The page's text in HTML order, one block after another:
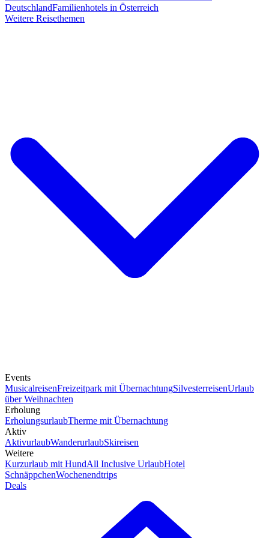
DeutschlandFamilienhotels in Österreich
Weitere Reisethemen
Events
MusicalreisenFreizeitpark mit ÜbernachtungSilvesterreisenUrlaub
über Weihnachten
Erholung
ErholungsurlaubTherme mit Übernachtung
Aktiv
AktivurlaubWanderurlaubSkireisen
Weitere
Kurzurlaub mit HundAll Inclusive UrlaubHotel
SchnäppchenWochenendtrips
Deals